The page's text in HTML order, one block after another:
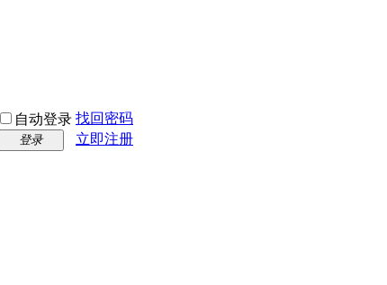
自动登录 找回密码
登录
立即注册